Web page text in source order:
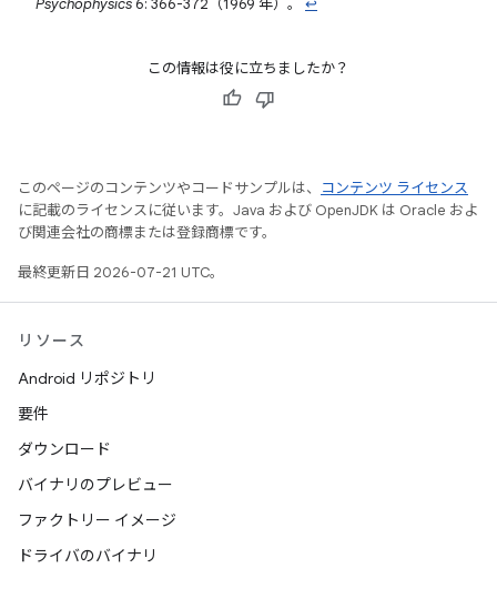
Psychophysics6: 366-372（1969 年）。 ↩
この情報は役に立ちましたか？
このページのコンテンツやコードサンプルは、
コンテンツ ライセンス
に記載のライセンスに従います。Java および OpenJDK は Oracle およ
び関連会社の商標または登録商標です。
最終更新日 2026-07-21 UTC。
リソース
Android リポジトリ
要件
ダウンロード
バイナリのプレビュー
ファクトリー イメージ
ドライバのバイナリ